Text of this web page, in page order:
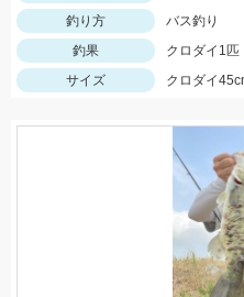
釣り方
バス釣り
釣果
クロダイ1匹
サイズ
クロダイ